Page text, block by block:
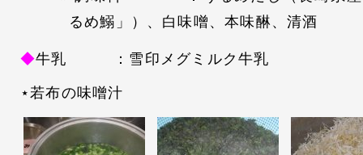
るめ鰯」）、白味噌、本味醂、清酒
◆牛乳 ：雪印メグミルク牛乳
⋆若布の味噌汁